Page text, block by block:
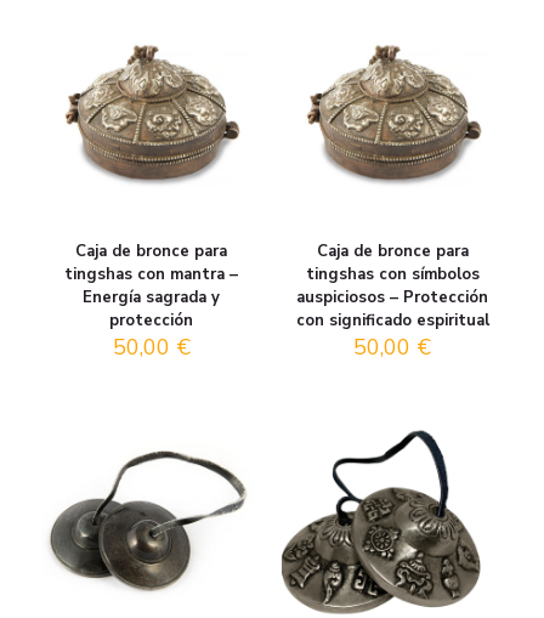
Caja de bronce para
tingshas con mantra –
Energía sagrada y
protección
50,00 €
Caja de bronce para
tingshas con símbolos
auspiciosos – Protección
con significado espiritual
50,00 €